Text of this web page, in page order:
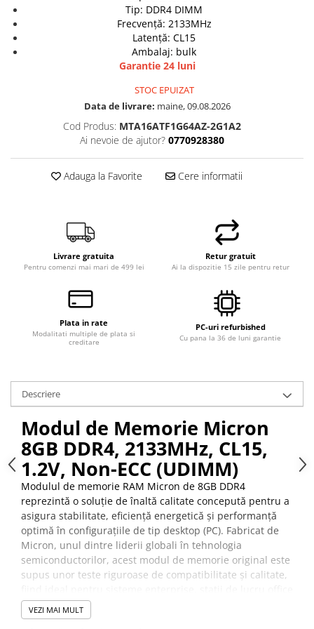
Genti Laptop
Incarcatoare laptop
Incarcatoare laptop refurbished
Standuri și Coolere Laptop
Coolere
Surse PC
Carcase
Componente Renew/Refurbished
Placi de baza REFURBISHED
PC All-in-One
All-in-One REFURBISHED
Calculatoare All-in-One RENEW
Componente All-in-One
Tip: DDR4 DIMM
Frecvență: 2133MHz
Latență: CL15
Ambalaj: bulk
Garantie 24 luni
STOC EPUIZAT
Data de livrare: maine, 09.08.2026
Cod Produs: MTA16ATF1G64AZ-2G1A2
Ai nevoie de ajutor? 0770928380
Adauga la Favorite Cere informatii
Livrare gratuita
Pentru comenzi mai mari de 499 lei
Retur gratuit
Ai la dispozitie 15 zile pentru retur
Plata in rate
Modalitati multiple de plata si
creditare
PC-uri refurbished
Cu pana la 36 de luni garantie
Descriere
Modul de Memorie Micron
8GB DDR4, 2133MHz, CL15,
1.2V, Non-ECC (UDIMM)
Modulul de memorie RAM Micron de 8GB DDR4
reprezintă o soluție de înaltă calitate concepută pentru a
asigura stabilitate, eficiență energetică și performanță
optimă în configurațiile de tip desktop (PC). Fabricat de
Micron, unul dintre liderii globali în tehnologia
semiconductorilor, acest modul de memorie original este
supus unor teste riguroase de compatibilitate și calitate,
și soluții de calcul zilnice.
Datorită arhitecturii DDR4, componenta oferă o lățime de
VEZI MAI MULT